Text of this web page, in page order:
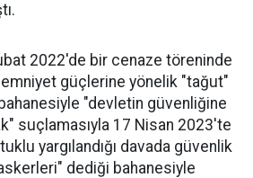
2022'de bir cenaze töreninde
emniyet güçlerine yönelik "tağut"
"devletin güvenliğine
suçlamasıyla 17 Nisan 2023'te
yargılandığı davada güvenlik
dediği bahanesiyle